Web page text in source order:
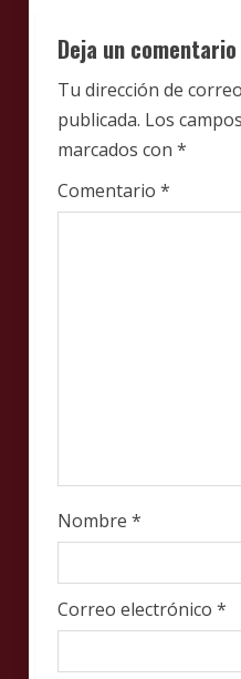
e
R
e
a
d
Deja un comentario
Tu dirección de
publicada. Los
marcados con *
Comentario *
Nombre *
Correo electrónico *